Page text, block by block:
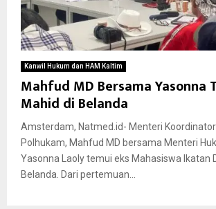
Kanwil Hukum dan HAM Kaltim
Mahfud MD Bersama Yasonna
Mahid di Belanda
Amsterdam, Natmed.id- Menteri
Polhukam, Mahfud MD bersama Menteri
Yasonna Laoly temui eks Mahasiswa Ikatan
Belanda. Dari pertemuan...